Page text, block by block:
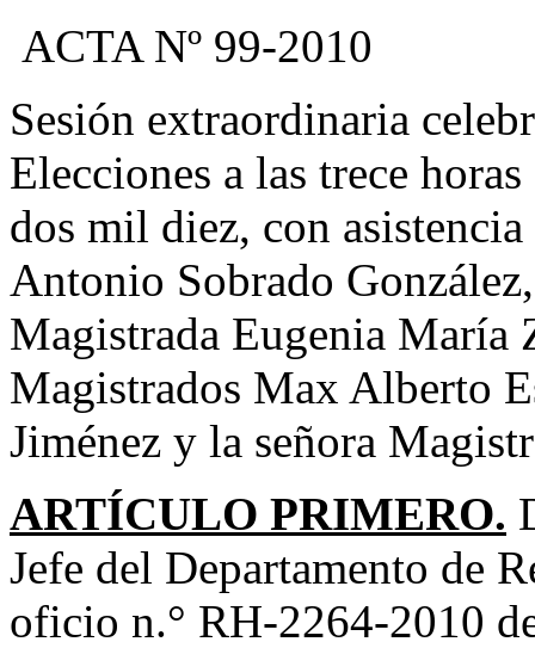
ACTA Nº 99-2010
Sesión extraordinaria
Elecciones a las trece
dos mil diez, con
Antonio Sobrado
Magistrada Eugenia María
Magistrados Max Alberto
Jiménez y la señora
ARTÍCULO PRIMERO.
Jefe del Departamento de
oficio n.° RH-2264-2010